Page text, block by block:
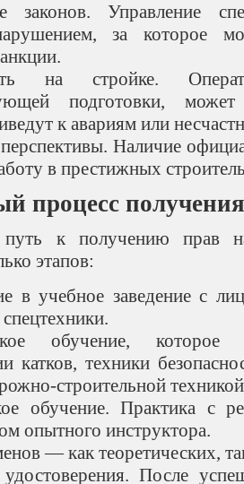
законов. Управление
за которое
на стройке.
подготовки,
к авариям или
Наличие
в престижных
процесс
к получению прав
этапов:
в учебное заведение с
обучение, которое
катков, техники
строительной
обучение. Практика с
опытного инструктора.
— как теоретических,
После